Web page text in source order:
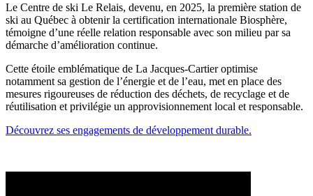
Le Centre de ski Le Relais, devenu, en 2025, la première station de
ski au Québec à obtenir la certification internationale Biosphère,
témoigne d’une réelle relation responsable avec son milieu par sa
démarche d’amélioration continue.
Cette étoile emblématique de La Jacques-Cartier optimise
notamment sa gestion de l’énergie et de l’eau, met en place des
mesures rigoureuses de réduction des déchets, de recyclage et de
réutilisation et privilégie un approvisionnement local et responsable.
Découvrez ses engagements de développement durable.